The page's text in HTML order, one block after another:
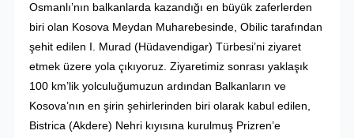
Osmanlı’nın balkanlarda kazandığı en büyük zaferlerden
biri olan Kosova Meydan Muharebesinde, Obilic tarafından
şehit edilen I. Murad (Hüdavendigar) Türbesi’ni ziyaret
etmek üzere yola çıkıyoruz. Ziyaretimiz sonrası yaklaşık
100 km’lik yolculuğumuzun ardından Balkanların ve
Kosova’nın en şirin şehirlerinden biri olarak kabul edilen,
Bistrica (Akdere) Nehri kıyısına kurulmuş Prizren’e